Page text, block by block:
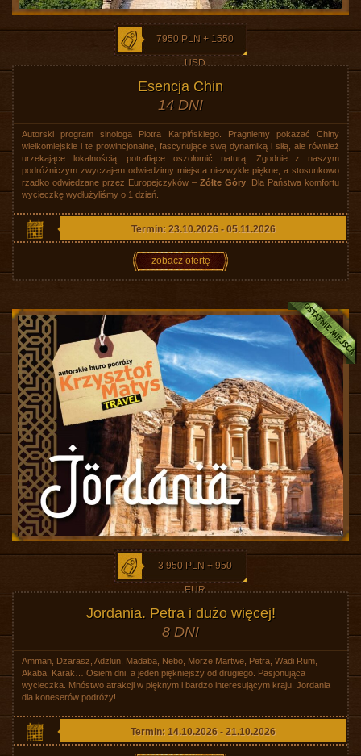
7950 PLN + 1550
USD
Esencja Chin
14 DNI
Autorski program sinologa Piotra Karpińskiego. Pragniemy pokazać Chiny
wielkomiejskie i te prowincjonalne, fascynujące swą dynamiką i siłą, ale również
urzekające lokalnością, potrafiące oszołomić naturą. Zgodnie z naszym
podróżniczym zwyczajem odwiedzimy miejsca niezwykle piękne, a stosunkowo
rzadko odwiedzane przez Europejczyków – Żółte Góry. Dla Państwa komfortu
wycieczkę wydłużyliśmy o 1 dzień.
Termin: 23.10.2026 - 05.11.2026
zobacz ofertę
3 950 PLN + 950
EUR
Jordania. Petra i dużo więcej!
8 DNI
Amman, Dżarasz, Adżlun, Madaba, Nebo, Morze Martwe, Petra, Wadi Rum,
Akaba, Karak… Osiem dni, a jeden piękniejszy od drugiego. Pasjonująca
wycieczka. Mnóstwo atrakcji w pięknym i bardzo interesującym kraju. Jordania
dla koneserów podróży!
Termin: 14.10.2026 - 21.10.2026